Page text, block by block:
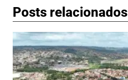
Posts relacionados